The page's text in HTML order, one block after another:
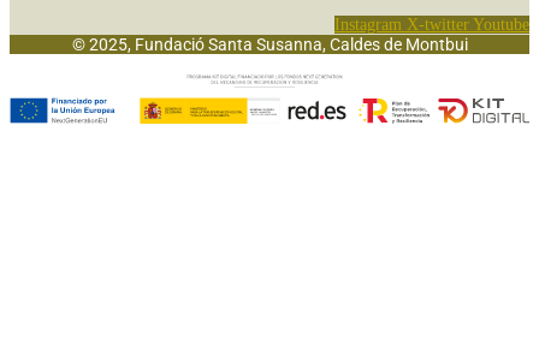
Instagram X-twitter Youtube
© 2025, Fundació Santa Susanna, Caldes de Montbui